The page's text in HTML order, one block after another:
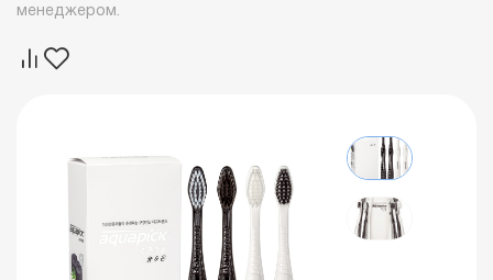
менеджером.